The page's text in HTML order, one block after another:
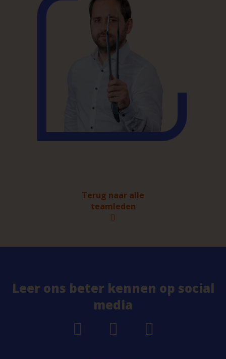
Terug naar alle
teamleden
Leer ons beter kennen op social
media